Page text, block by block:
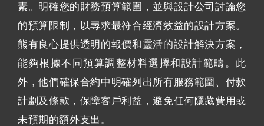
素。明確您的財務預算範圍，並與設計公司討論您
的預算限制，以尋求最符合經濟效益的設計方案。
熊有良心提供透明的報價和靈活的設計解決方案，
能夠根據不同預算調整材料選擇和設計範疇。此
外，他們確保合約中明確列出所有服務範圍、付款
計劃及條款，保障客戶利益，避免任何隱藏費用或
未預期的額外支出。